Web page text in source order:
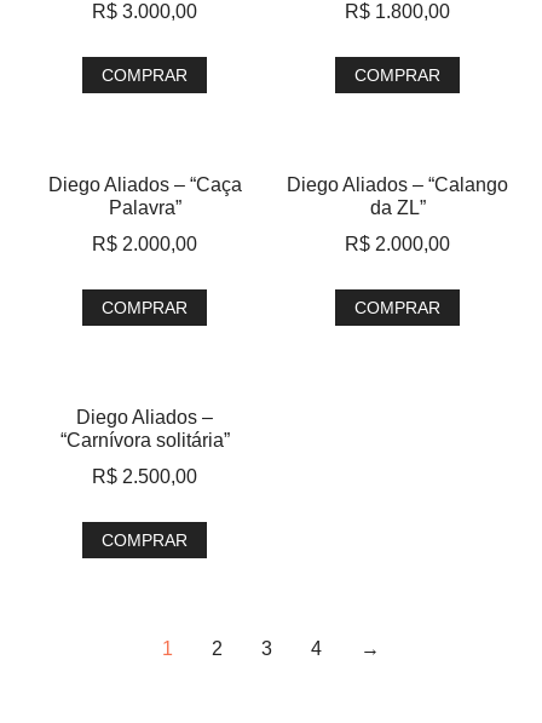
R$ 3.000,00
COMPRAR
R$ 1.800,00
COMPRAR
Diego Aliados – “Caça
Palavra”
R$ 2.000,00
COMPRAR
Diego Aliados – “Calango
da ZL”
R$ 2.000,00
COMPRAR
Diego Aliados –
“Carnívora solitária”
R$ 2.500,00
COMPRAR
1 2 3 4 →